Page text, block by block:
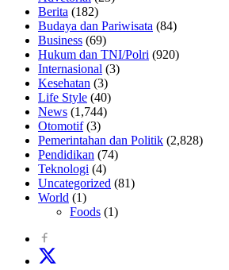
Berita (182)
Budaya dan Pariwisata (84)
Business (69)
Hukum dan TNI/Polri (920)
Internasional (3)
Kesehatan (3)
Life Style (40)
News (1,744)
Otomotif(3)
Pemerintahan dan Politik (2,828)
Pendidikan (74)
Teknologi (4)
Uncategorized (81)
World (1)
Foods (1)